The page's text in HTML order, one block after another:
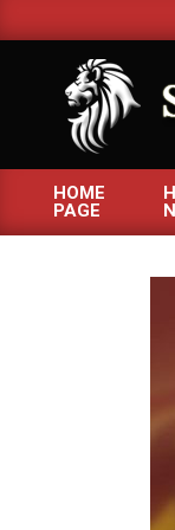
to
HOME
PAGE